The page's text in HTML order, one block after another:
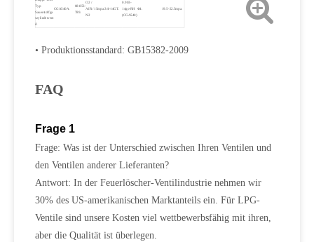
Typ
Sauerstoffga
szylindervent
il
CGA540A.
08-853-
789.
O2 /
AIR /
N2
15mpa. 3/4-14GT.
0.903-
14go-RH
(CGA540)
Φ4. 19.5-22.5mpa.
• Produktionsstandard: GB15382-2009
FAQ
Frage 1
Frage: Was ist der Unterschied zwischen Ihren Ventilen und
den Ventilen anderer Lieferanten?
Antwort: In der Feuerlöscher-Ventilindustrie nehmen wir
30% des US-amerikanischen Marktanteils ein. Für LPG-
Ventile sind unsere Kosten viel wettbewerbsfähig mit ihren,
aber die Qualität ist überlegen.